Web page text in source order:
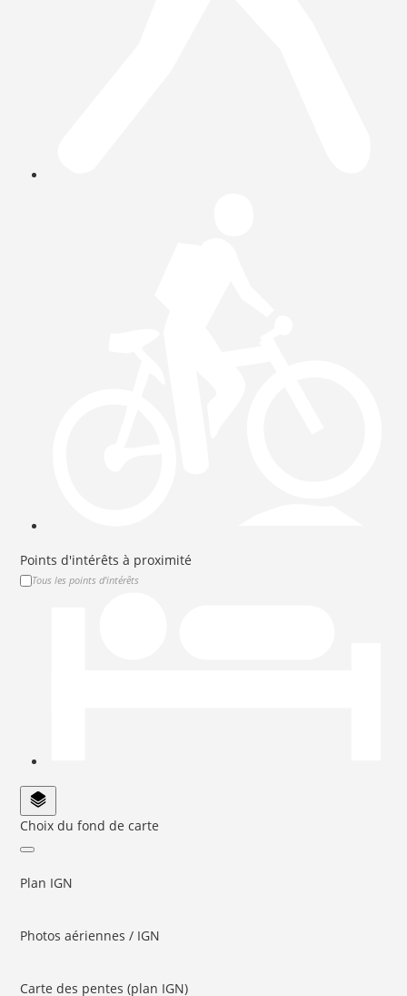
Points d'intérêts à proximité
Tous les points d'intérêts
Choix du fond de carte
Plan IGN
Photos aériennes / IGN
Carte des pentes (plan IGN)